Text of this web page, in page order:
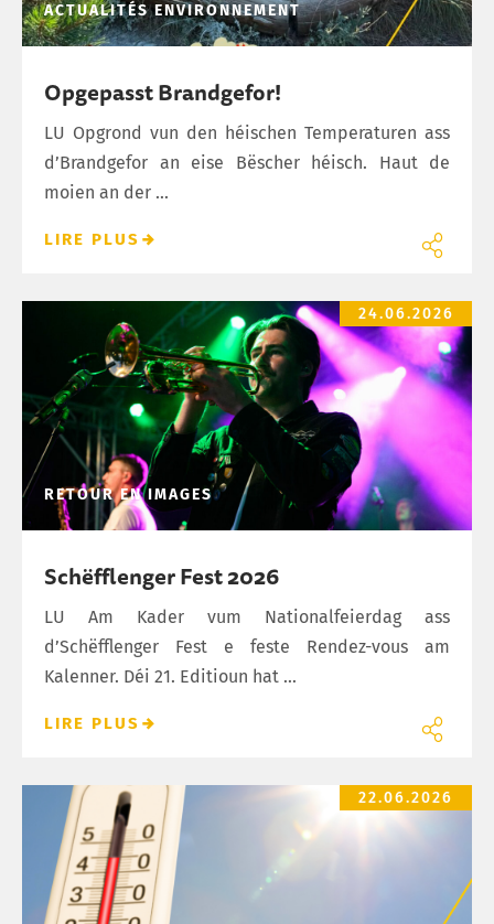
ACTUALITÉS ENVIRONNEMENT
Opgepasst Brandgefor!
LU Opgrond vun den héischen Temperaturen ass
d’Brandgefor an eise Bëscher héisch. Haut de
moien an der ...
LIRE PLUS
Schëfflenger Fest 2026 24.06.2026
RETOUR EN IMAGES
Schëfflenger Fest 2026
LU Am Kader vum Nationalfeierdag ass
d’Schëfflenger Fest e feste Rendez-vous am
Kalenner. Déi 21. Editioun hat ...
LIRE PLUS
Avis de canicule – Fermeture à 16:00 heures des services
22.06.2026